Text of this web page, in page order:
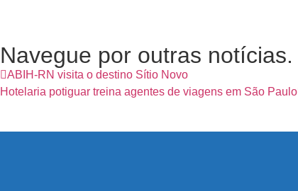
Navegue por outras notícias.
ABIH-RN visita o destino Sítio Novo
Hotelaria potiguar treina agentes de viagens em São Paulo